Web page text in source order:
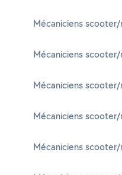
Mécaniciens
Mécaniciens
Mécaniciens
Mécaniciens
Mécaniciens